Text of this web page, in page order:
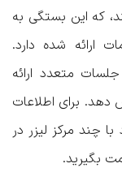
که این بستگی به
ارائه شده دارد.
متعدد ارائه
دهد. برای اطلاعات
چند مرکز لیزر در
بگیرید.